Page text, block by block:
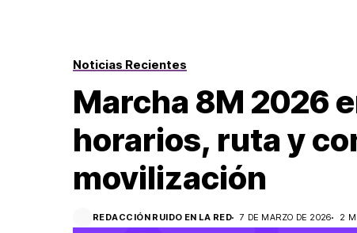
Noticias Recientes
Marcha 8M 2026
horarios, ruta y
movilización
REDACCIÓN RUIDO EN LA RED 7 DE MARZO DE 2026 2